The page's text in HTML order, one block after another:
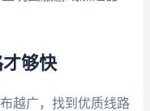
够快
越广，找到优质线路